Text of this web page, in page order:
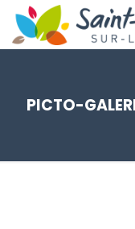
PICTO-